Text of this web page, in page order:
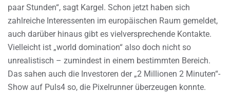
paar Stunden“, sagt Kargel. Schon jetzt haben sich
zahlreiche Interessenten im europäischen Raum gemeldet,
auch darüber hinaus gibt es vielversprechende Kontakte.
Vielleicht ist „world domination“ also doch nicht so
unrealistisch – zumindest in einem bestimmten Bereich.
Das sahen auch die Investoren der „2 Millionen 2 Minuten“-
Show auf Puls4 so, die Pixelrunner überzeugen konnte.